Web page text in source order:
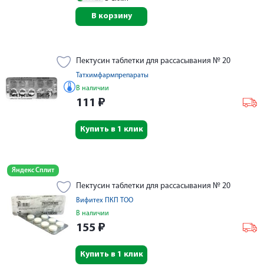
В корзину
Пектусин таблетки для рассасывания № 20
Татхимфармпрепараты
В наличии
111 ₽
Купить в 1 клик
Яндекс Сплит
Пектусин таблетки для рассасывания № 20
Вифитех ПКП ТОО
В наличии
155 ₽
Купить в 1 клик